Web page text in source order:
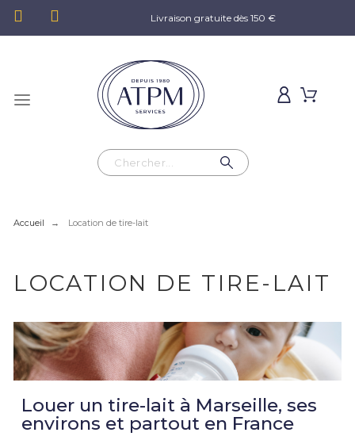
Livraison gratuite dès 150 €
Accueil Location de tire-lait
LOCATION DE TIRE-LAIT
Louer un tire-lait à Marseille, ses
environs et partout en France